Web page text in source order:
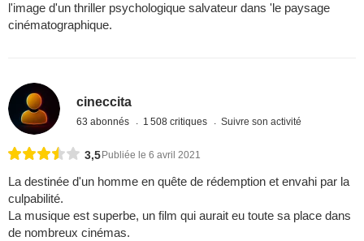
l'image d'un thriller psychologique salvateur dans 'le paysage
cinématographique.
cineccita
63 abonnés 1 508 critiques Suivre son activité
3,5 Publiée le 6 avril 2021
La destinée d'un homme en quête de rédemption et envahi par la
culpabilité.
La musique est superbe, un film qui aurait eu toute sa place dans
de nombreux cinémas.